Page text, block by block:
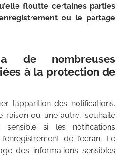
floutte certaines parties
ou le partage
a de nombreuses
à la protection de
l’apparition des notifications.
raison ou une autre, souhaite
sensible si les notifications
de l’écran. Le
des informations sensibles